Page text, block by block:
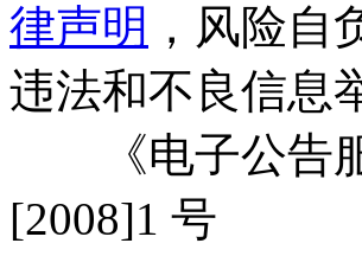
律声明 ，风险自
违法和不良信息
《电子公告服
[2008]1 号